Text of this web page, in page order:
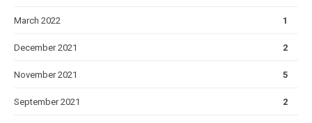
March 2022 1
December 2021 2
November 2021 5
September 2021 2